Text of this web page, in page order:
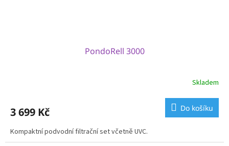
PondoRell 3000
Skladem
3 699 Kč Do košíku
Kompaktní podvodní filtrační set včetně UVC.